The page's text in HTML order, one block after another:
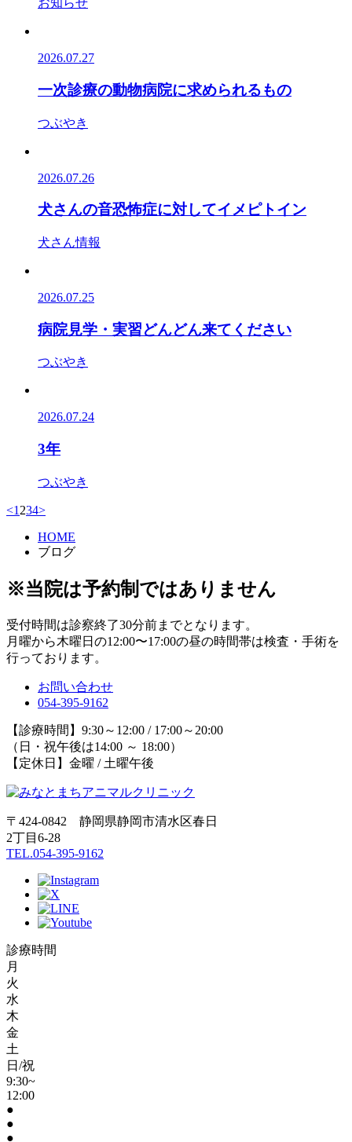
お知らせ
2026.07.27
一次診療の動物病院に求められるもの
つぶやき
2026.07.26
犬さんの音恐怖症に対してイメピトイン
犬さん情報
2026.07.25
病院見学・実習どんどん来てください
つぶやき
2026.07.24
3年
つぶやき
<1 234>
HOME
ブログ
※当院は予約制ではありません
受付時間は診察終了30分前までとなります。
月曜から木曜日の12:00〜17:00の昼の時間帯は検査・手術を
行っております。
お問い合わせ
054-395-9162
【診療時間】9:30～12:00 / 17:00～20:00
（日・祝午後は14:00 ～ 18:00）
【定休日】金曜 / 土曜午後
〒424-0842 静岡県静岡市清水区春日
2丁目6-28
TEL.054-395-9162
診療時間
月
火
水
木
金
土
日/祝
9:30~
12:00
●
●
●